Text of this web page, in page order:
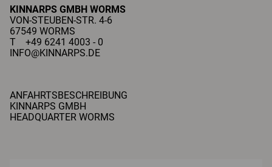
KINNARPS GMBH WORMS
VON-STEUBEN-STR. 4-6
67549 WORMS
T +49 6241 4003 - 0
INFO@KINNARPS.DE
ANFAHRTSBESCHREIBUNG
KINNARPS GMBH
HEADQUARTER WORMS